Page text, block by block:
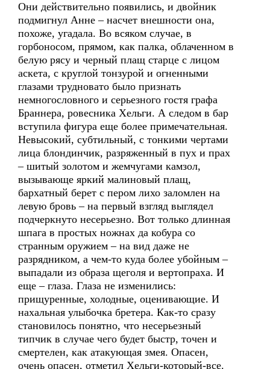
Они действительно появились, и двойник
подмигнул Анне – насчет внешности она,
похоже, угадала. Во всяком случае, в
горбоносом, прямом, как палка, облаченном в
белую рясу и черный плащ старце с лицом
аскета, с круглой тонзурой и огненными
глазами трудновато было признать
немногословного и серьезного гостя графа
Браннера, ровесника Хельги. А следом в бар
вступила фигура еще более примечательная.
Невысокий, субтильный, с тонкими чертами
лица блондинчик, разряженный в пух и прах
– шитый золотом и жемчугами камзол,
вызывающе яркий малиновый плащ,
бархатный берет с пером лихо заломлен на
левую бровь – на первый взгляд выглядел
подчеркнуто несерьезно. Вот только длинная
шпага в простых ножнах да кобура со
странным оружием – на вид даже не
разрядником, а чем-то куда более убойным –
выпадали из образа щеголя и вертопраха. И
еще – глаза. Глаза не изменились:
прищуренные, холодные, оценивающие. И
нахальная улыбочка бретера. Как-то сразу
становилось понятно, что несерьезный
типчик в случае чего будет быстр, точен и
смертелен, как атакующая змея. Опасен,
очень опасен, отметил Хельги-который-все.